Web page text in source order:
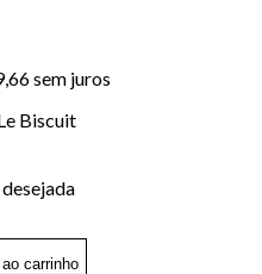
sem juros
Biscuit
carrinho